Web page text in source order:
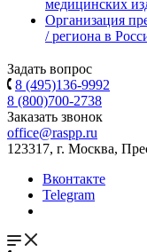
медицинских
Организация
/ региона в
Задать вопрос
8 (495)136-9992
8 (800)700-2738
Заказать звонок
office@raspp.ru
123317, г. Москва,
Вконтакте
Telegram